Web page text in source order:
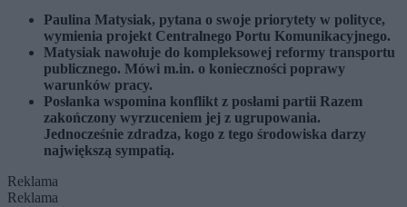
Paulina Matysiak, pytana o swoje priorytety w polityce,
wymienia projekt Centralnego Portu Komunikacyjnego.
Matysiak nawołuje do kompleksowej reformy transportu
publicznego. Mówi m.in. o konieczności poprawy
warunków pracy.
Posłanka wspomina konflikt z posłami partii Razem
zakończony wyrzuceniem jej z ugrupowania.
Jednocześnie zdradza, kogo z tego środowiska darzy
największą sympatią.
Reklama
Reklama